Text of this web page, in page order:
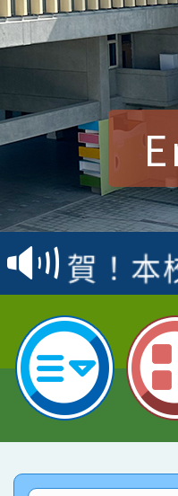
賀！本
賽 洪
名
賀！本
倩參加
名 指
賀！本
園市英
指導老
賀！本
賽 劉
賀！本
賀！本